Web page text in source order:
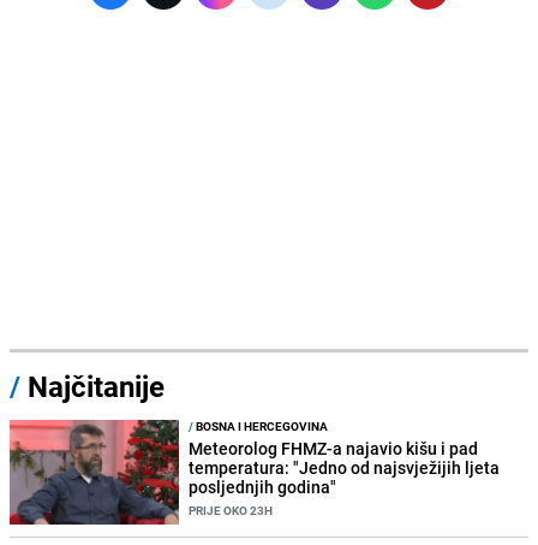
/ Najčitanije
/BOSNA I HERCEGOVINA
Meteorolog FHMZ-a najavio kišu i pad
temperatura: "Jedno od najsvježijih ljeta
posljednjih godina"
PRIJE OKO 23H